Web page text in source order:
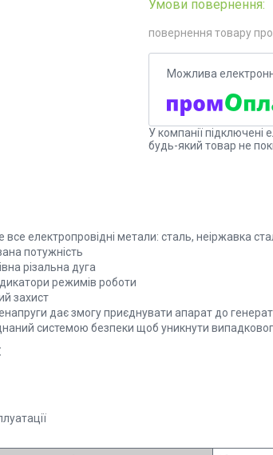
повернення товару
У компанії підключені
будь-який товар не
все електропровідні метали: сталь, неіржавка
потужність
різальна дуга
режимів роботи
захист
дає змогу приєднувати апарат до
системою безпеки щоб уникнути